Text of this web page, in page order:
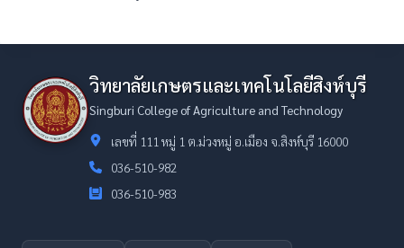
วิทยาลัยเกษตรและเทคโนโลยีสิงห์บุรี
Singburi College of Agriculture and Technology
เลขที่ 111 หมู่ 1 ต.ม่วงหมู่ อ.เมือง จ.สิงห์บุรี 16000
036-510-982
036-510-983